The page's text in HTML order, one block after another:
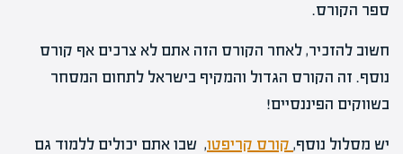
ספר הקורס.
חשוב להזכיר, לאחר הקורס הזה אתם לא צרכים אף קורס
נוסף. זה הקורס הגדול והמקיף בישראל לתחום המסחר
בשווקים הפיננסיים!
יש מסלול נוסף, קורס קריפטו, שבו אתם יכולים ללמוד גם